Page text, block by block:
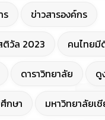
ร ข่าวสารองค์กร
วัล 2023 คนไทยมี
ดาราวิทยาลัย ดู
กษา มหาวิทยาลัยเชี